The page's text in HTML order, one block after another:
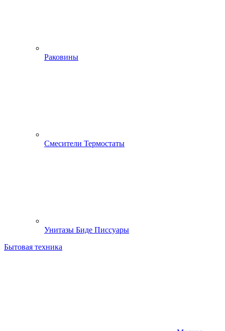
Раковины
Смесители Термостаты
Унитазы Биде Писсуары
Бытовая техника